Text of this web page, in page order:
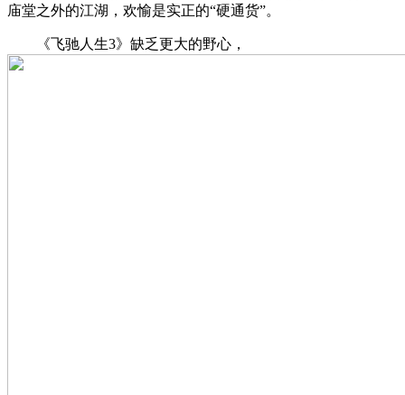
庙堂之外的江湖，欢愉是实正的“硬通货”。
《飞驰人生3》缺乏更大的野心，